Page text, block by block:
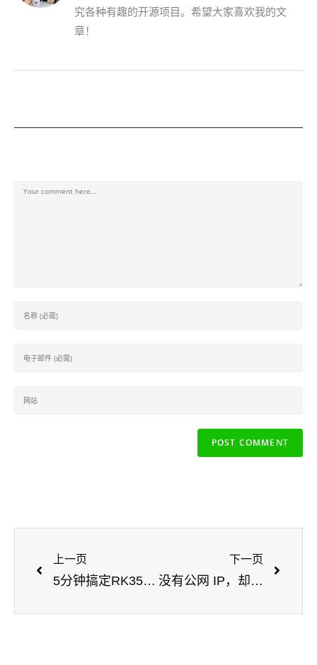
究各种有趣的开源项目。希望大家喜欢我的文
章！
上一页
5分钟搞定RK3566刷iStoreOS！详细图文教程带你轻松上手
下一页
没有公网 IP，却能在外网访问绿联 NAS 中部署的宝塔面板？我是这样做的